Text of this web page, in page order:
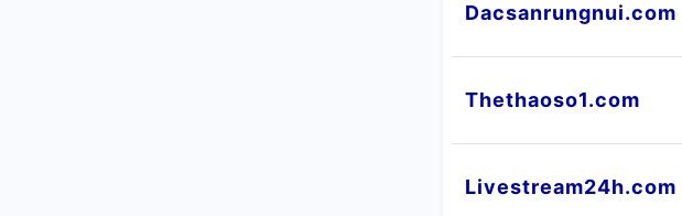
Dacsanrungnui.com
Thethaoso1.com
Livestream24h.com